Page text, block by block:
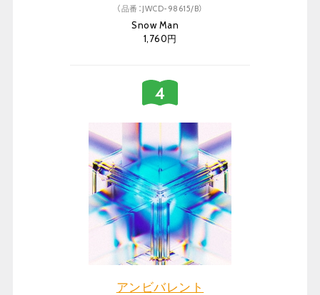
（品番：JWCD-98615/B）
Snow Man
1,760円
アンビバレント